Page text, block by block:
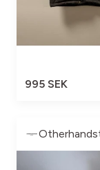
995 SEK